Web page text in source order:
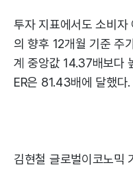
투자 지표에서도 소비자
의 향후 12개월 기준 주
계 중앙값 14.37배보다
ER은 81.43배에 달했다.
김현철 글로벌이코노믹